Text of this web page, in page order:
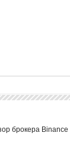
брокера Binance